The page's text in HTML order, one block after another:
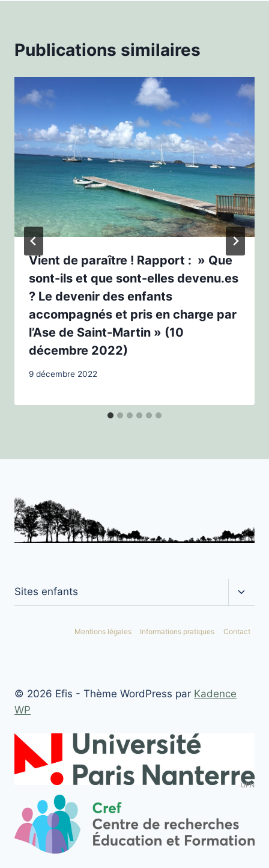
Publications similaires
Vient de paraître ! Rapport : » Que
sont-ils et que sont-elles devenu.es
? Le devenir des enfants
accompagnés et pris en charge par
l’Ase de Saint-Martin » (10
décembre 2022)
9 décembre 2022
Sites enfants
le
enfant
Mentions légales Informations pratiques Contact
© 2026 Efis - Thème WordPress par Kadence
WP
UPN